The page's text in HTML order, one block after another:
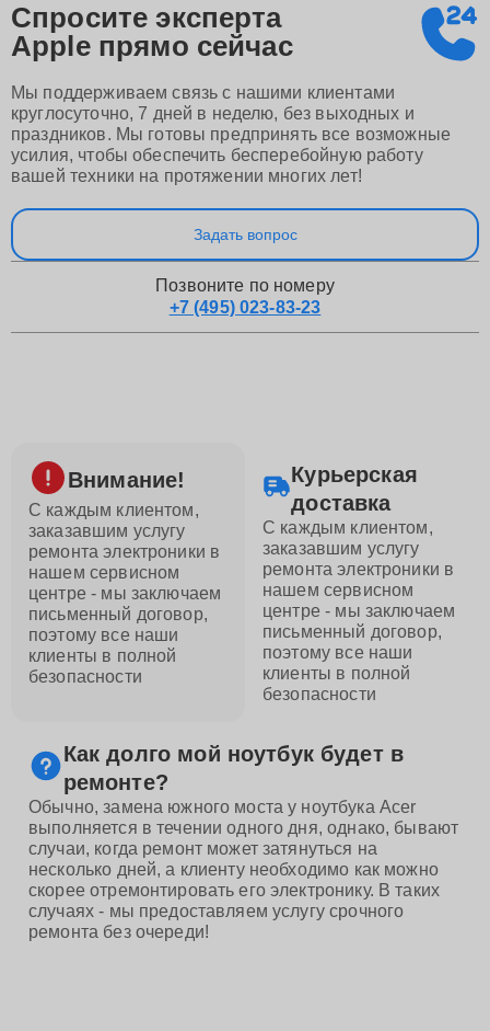
Спросите эксперта
Apple прямо сейчас
Мы поддерживаем связь с нашими клиентами
круглосуточно, 7 дней в неделю, без выходных и
праздников. Мы готовы предпринять все возможные
усилия, чтобы обеспечить бесперебойную работу
вашей техники на протяжении многих лет!
Задать вопрос
Позвоните по номеру
+7 (495) 023-83-23
Внимание!
С каждым клиентом,
заказавшим услугу
ремонта электроники в
нашем сервисном
центре - мы заключаем
письменный договор,
поэтому все наши
клиенты в полной
безопасности
Курьерская
доставка
С каждым клиентом,
заказавшим услугу
ремонта электроники в
нашем сервисном
центре - мы заключаем
письменный договор,
поэтому все наши
клиенты в полной
безопасности
Как долго мой ноутбук будет в
ремонте?
Обычно, замена южного моста у ноутбука Acer
выполняется в течении одного дня, однако, бывают
случаи, когда ремонт может затянуться на
несколько дней, а клиенту необходимо как можно
скорее отремонтировать его электронику. В таких
случаях - мы предоставляем услугу срочного
ремонта без очереди!